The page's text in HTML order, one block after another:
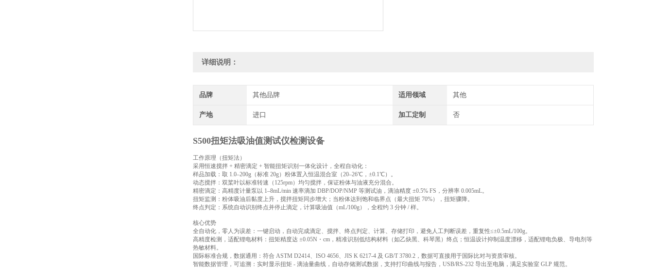
详细说明：
品牌 其他品牌 适用领域 其他
产地 进口 加工定制 否
S500扭矩法吸油值测试仪检测设备
工作原理（扭矩法）
采用恒速搅拌 + 精密滴定 + 智能扭矩识别一体化设计，全程自动化：
样品加载：取 1.0–200g（标准 20g）粉体置入恒温混合室（20–26℃，±0.1℃）。
动态搅拌：双桨叶以标准转速（125rpm）均匀搅拌，保证粉体与油液充分混合。
精密滴定：高精度计量泵以 1–8mL/min 速率滴加 DBP/DOP/NMP 等测试油，滴油精度 ±0.5% FS，分辨率 0.005mL。
扭矩监测：粉体吸油后黏度上升，搅拌扭矩同步增大；当粉体达到饱和临界点（最大扭矩 70%），扭矩骤降。
终点判定：系统自动识别终点并停止滴定，计算吸油值（mL/100g），全程约 3 分钟 / 样。
核心优势
全自动化，零人为误差：一键启动，自动完成滴定、搅拌、终点判定、计算、存储打印，避免人工判断误差，重复性≤±0.5mL/100g。
高精度检测，适配锂电材料：扭矩精度达 ±0.05N・cm，精准识别低结构材料（如乙炔黑、科琴黑）终点；恒温设计抑制温度漂移，适配锂电负极、导电剂等
热敏材料。
国际标准合规，数据通用：符合 ASTM D2414、ISO 4656、JIS K 6217-4 及 GB/T 3780.2，数据可直接用于国际比对与资质审核。
智能数据管理，可追溯：实时显示扭矩 - 滴油量曲线，自动存储测试数据，支持打印曲线与报告，USB/RS-232 导出至电脑，满足实验室 GLP 规范。